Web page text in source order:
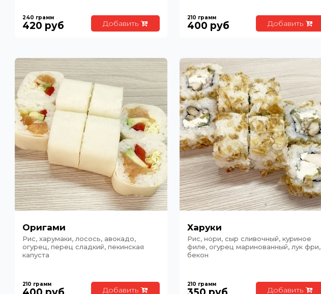
240 грамм
420 руб Добавить
210 грамм
400 руб Добавить
Оригами
Рис, харумаки, лосось, авокадо,
огурец, перец сладкий, пекинская
капуста
210 грамм
Добавить
Харуки
Рис, нори, сыр сливочный, куриное
филе, огурец маринованный, лук фри,
бекон
210 грамм
Добавить